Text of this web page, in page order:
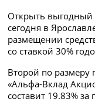
Открыть выгодный
сегодня в
размещении
со ставкой 30%
Второй по размеру
«Альфа-Вклад
составит 19.83% за